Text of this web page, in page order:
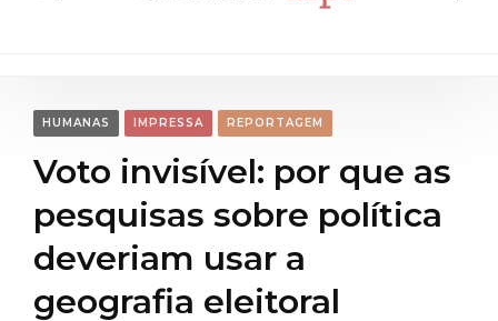
Legislação
HUMANAS IMPRESSA REPORTAGEM
Voto invisível: por que as
pesquisas sobre política
deveriam usar a
geografia eleitoral